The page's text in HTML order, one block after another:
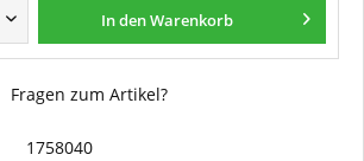
In denWarenkorb
Fragen zum Artikel?
1758040